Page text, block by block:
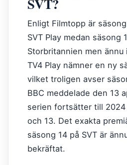
Enligt Filmtopp är
SVT Play medan säsong
Storbritannien men ännu
TV4 Play nämner en ny
vilket troligen avser
BBC meddelade den 13
serien fortsätter till 2024
och 13. Det exakta
säsong 14 på SVT är
bekräftat.